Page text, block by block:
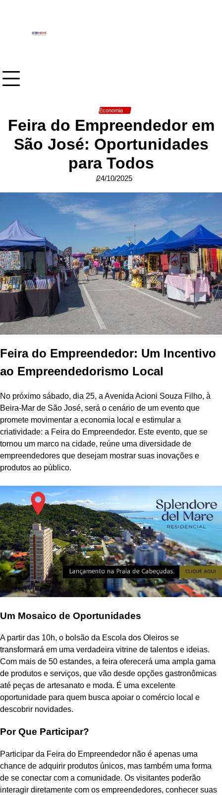
Economia
Feira do Empreendedor em
São José: Oportunidades
para Todos
24/10/2025
Feira do Empreendedor: Um Incentivo
ao Empreendedorismo Local
No próximo sábado, dia 25, a Avenida Acioni Souza Filho, à
Beira-Mar de São José, será o cenário de um evento que
promete movimentar a economia local e estimular a
criatividade: a Feira do Empreendedor. Este evento, que se
tornou um marco na cidade, reúne uma diversidade de
empreendedores que desejam mostrar suas inovações e
produtos ao público.
Um Mosaico de Oportunidades
A partir das 10h, o bolsão da Escola dos Oleiros se
transformará em uma verdadeira vitrine de talentos e ideias.
Com mais de 50 estandes, a feira oferecerá uma ampla gama
de produtos e serviços, que vão desde opções gastronômicas
até peças de artesanato e moda. É uma excelente
oportunidade para quem busca apoiar o comércio local e
descobrir novidades.
Por Que Participar?
Participar da Feira do Empreendedor não é apenas uma
chance de adquirir produtos únicos, mas também uma forma
de se conectar com a comunidade. Os visitantes poderão
interagir diretamente com os empreendedores, conhecer suas